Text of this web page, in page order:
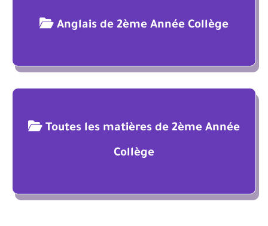
Anglais de 2ème Année Collège
Toutes les matières de 2ème Année
Collège